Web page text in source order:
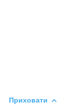
Приховати